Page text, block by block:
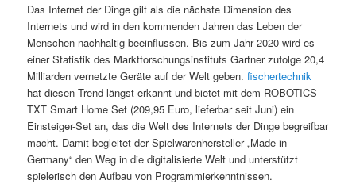
Das Internet der Dinge gilt als die nächste Dimension des
Internets und wird in den kommenden Jahren das Leben der
Menschen nachhaltig beeinflussen. Bis zum Jahr 2020 wird es
einer Statistik des Marktforschungsinstituts Gartner zufolge 20,4
Milliarden vernetzte Geräte auf der Welt geben. fischertechnik
hat diesen Trend längst erkannt und bietet mit dem ROBOTICS
TXT Smart Home Set (209,95 Euro, lieferbar seit Juni) ein
Einsteiger-Set an, das die Welt des Internets der Dinge begreifbar
macht. Damit begleitet der Spielwarenhersteller „Made in
Germany“ den Weg in die digitalisierte Welt und unterstützt
spielerisch den Aufbau von Programmierkenntnissen.